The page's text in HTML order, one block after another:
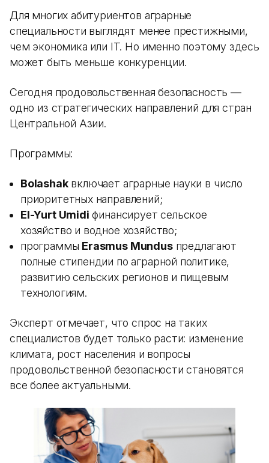
Для многих абитуриентов аграрные
специальности выглядят менее престижными,
чем экономика или IT. Но именно поэтому здесь
может быть меньше конкуренции.
Сегодня продовольственная безопасность —
одно из стратегических направлений для стран
Центральной Азии.
Программы:
Bolashakвключает аграрные науки в число
приоритетных направлений;
El-Yurt Umidi финансирует сельское
хозяйство и водное хозяйство;
программы Erasmus Mundusпредлагают
полные стипендии по аграрной политике,
развитию сельских регионов и пищевым
технологиям.
Эксперт отмечает, что спрос на таких
специалистов будет только расти: изменение
климата, рост населения и вопросы
продовольственной безопасности становятся
все более актуальными.